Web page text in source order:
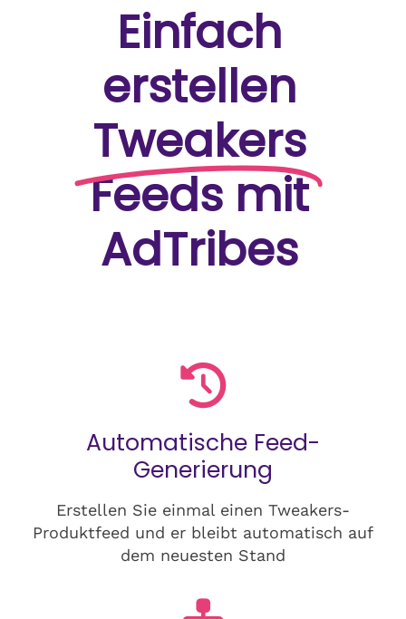
Einfach
erstellen
Tweakers
Feeds mit
AdTribes
Automatische Feed-
Generierung
Erstellen Sie einmal einen Tweakers-
Produktfeed und er bleibt automatisch auf
dem neuesten Stand